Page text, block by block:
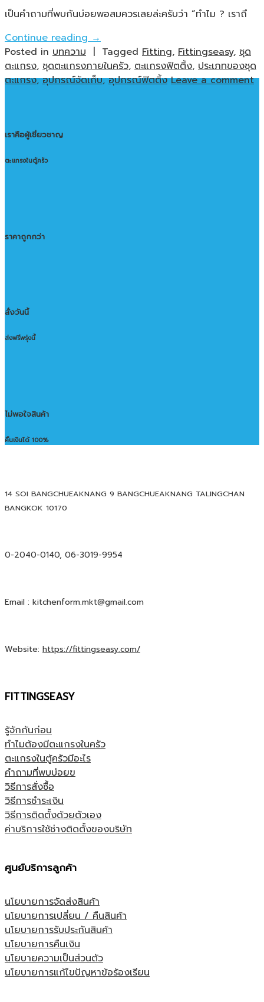
เป็นคำถามที่พบกันบ่อยพอสมควรเลยล่ะครับว่า “ทำไม ? เราถึ
Continue reading→
Posted in บทความ | Tagged Fitting, Fittingseasy, ชุด
ตะแกรง, ชุดตะแกรงภายในครัว, ตะแกรงฟิตติ้ง, ประเภทของชุด
ตะแกรง,อุปกรณ์จัดเก็บ,อุปกรณ์ฟิตติ้ง Leave a comment
เราคือผู้เชี่ยวชาญ
ตะแกรงในตู้ครัว
ราคาถูกกว่า
สั่งวันนี้
ส่งฟรีพรุ่งนี้
ไม่พอใจสินค้า
คืนเงินได้ 100%
14 SOI BANGCHUEAKNANG 9 BANGCHUEAKNANG TALINGCHAN
BANGKOK 10170
0-2040-0140, 06-3019-9954
Email : kitchenform.mkt@gmail.com
Website: https://fittingseasy.com/
FITTINGSEASY
รู้จักกันก่อน
ทำไมต้องมีตะแกรงในครัว
ตะแกรงในตู้ครัวมีอะไร
คำถามที่พบบ่อยฃ
วิธีการสั่งซื้อ
วิธีการชำระเงิน
วิธีการติดตั้งด้วยตัวเอง
ค่าบริการใช้ช่างติดตั้งของบริษัท
ศูนย์บริการลูกค้า
นโยบายการจัดส่งสินค้า
นโยบายการเปลี่ยน / คืนสินค้า
นโยบายการรับประกันสินค้า
นโยบายการคืนเงิน
นโยบายความเป็นส่วนตัว
นโยบายการแก้ไขปัญหาข้อร้องเรียน